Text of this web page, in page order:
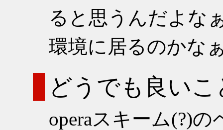
ると思うんだよな
環境に居るのかな
どうでも良いこ
operaスキーム(?)